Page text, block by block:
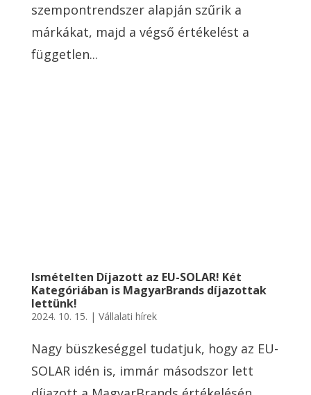
szempontrendszer alapján szűrik a
márkákat, majd a végső értékelést a
független...
Ismételten Díjazott az EU-SOLAR! Két
Kategóriában is MagyarBrands díjazottak
lettünk!
2024. 10. 15. | Vállalati hírek
Nagy büszkeséggel tudatjuk, hogy az EU-
SOLAR idén is, immár másodszor lett